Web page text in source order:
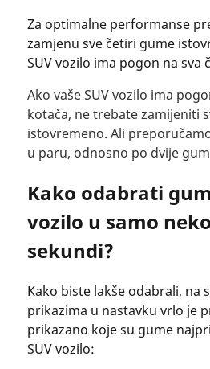
Za optimalne performanse
zamjenu sve četiri gume
SUV vozilo ima pogon na sva
Ako vaše SUV vozilo ima
kotača, ne trebate zamijeniti
istovremeno. Ali
u paru, odnosno po dvije
Kako odabrati
vozilo u samo
sekundi?
Kako biste lakše odabrali, na
prikazima u nastavku vrlo je
prikazano koje su gume
SUV vozilo: